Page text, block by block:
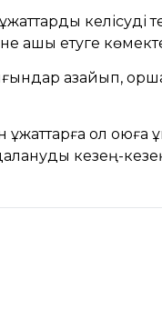
келісуді
ашық етуге
азайып,
қол қоюға
кезең-